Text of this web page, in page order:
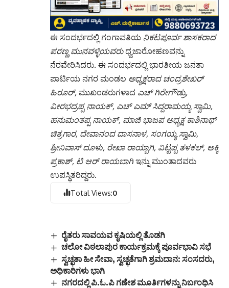
ಈ ಸಂದರ್ಭದಲ್ಲಿ ಗಂಗಾವತಿಯ ನಿಕಟಪೂರ್ವ ಶಾಸಕರಾದ
ಪರಣ್ಣ ಮುನವಳ್ಳಿಯವರುಧ್ವಜಾರೋಹಣವನ್ನು
ನೆರವೇರಿಸಿದರು. ಈ ಸಂದರ್ಭದಲ್ಲಿ ಭಾರತೀಯ ಜನತಾ
ಪಾರ್ಟಿಯ ನಗರ ಮಂಡಲ ಅಧ್ಯಕ್ಷರಾದ ಚಂದ್ರಶೇಖರ್
ಹಿರೂರ್, ಮುಖಂಡರುಗಳಾದ ಎಚ್ ಗಿರೇಗೌಡ್ರು,
ವೀರಭದ್ರಪ್ಪ ನಾಯಕ್, ಎಚ್ ಎಮ್ ಸಿದ್ದರಾಮಯ್ಯ ಸ್ವಾಮಿ,
ಹನುಮಂತಪ್ಪ ನಾಯಕ್, ಮಾಜಿ ಭಾಜಪ ಅಧ್ಯಕ್ಷ ಕಾಶಿನಾಥ್
ಚಿತ್ರಗಾರ, ದೇವಾನಂದ ದಾಸನಾಳ, ಸಂಗಯ್ಯ ಸ್ವಾಮಿ,
ಶ್ರೀನಿವಾಸ್ ದೂಳು, ರೇಖಾ ರಾಯ್ಬಾಗಿ, ವಿಟ್ಟಪ್ಪ ತಳಕಲ್, ಅಕ್ಕಿ
ಪ್ರಕಾಶ್, ಟಿ ಆರ್ ರಾಯಬಾಗಿ ಇನ್ನು ಮುಂತಾದವರು
ಉಪಸ್ಥಿತರಿದ್ದರು.
Total Views:0
ರೈತರು ಸಾವಯವ ಕೃಷಿಯಲ್ಲಿ ತೊಡಗಿ
ಚಲೋ ವಿಠಲಾಪುರ ಕಾರ್ಯಕ್ರಮಕ್ಕೆ ಪೂರ್ವಭಾವಿ ಸಭೆ
ಸ್ವಚ್ಛತಾ ಹೀ ಸೇವಾ, ಸ್ವಚ್ಛತೆಗಾಗಿ ಶ್ರಮದಾನ: ಸಂಸದರು,
ಅಧಿಕಾರಿಗಳು ಭಾಗಿ
ನಗರದಲ್ಲಿ ಪಿ.ಓ.ಪಿ ಗಣೇಶ ಮೂರ್ತಿಗಳನ್ನು ನಿರ್ಬಂಧಿಸಿ